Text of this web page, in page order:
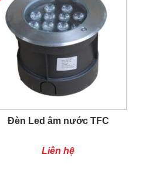
Đèn Led âm nước TFC
Liên hệ